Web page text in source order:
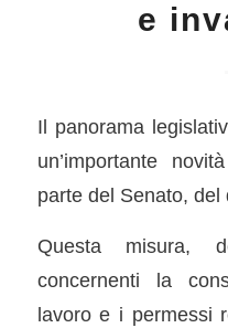
e
Il panorama
un’importante
parte del Senato,
Questa misura,
concernenti la
lavoro e i permessi